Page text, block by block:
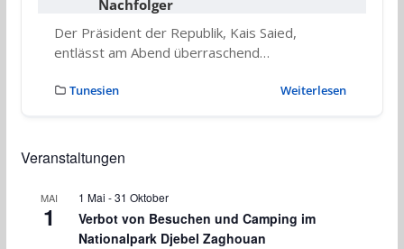
Nachfolger
Der Präsident der Republik, Kais Saied,
entlässt am Abend überraschend…
Tunesien Weiterlesen
Veranstaltungen
MAI
1
1 Mai -31 Oktober
Verbot von Besuchen und Camping im
Nationalpark Djebel Zaghouan